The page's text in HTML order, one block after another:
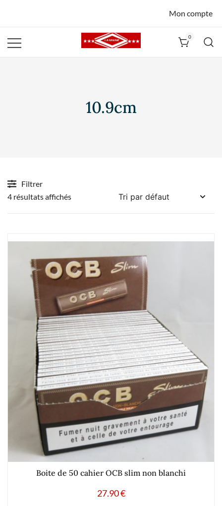
Mon compte
0
10.9cm
Filtrer
4 résultats affichés
Boite de 50 cahier OCB slim non blanchi
27.90€